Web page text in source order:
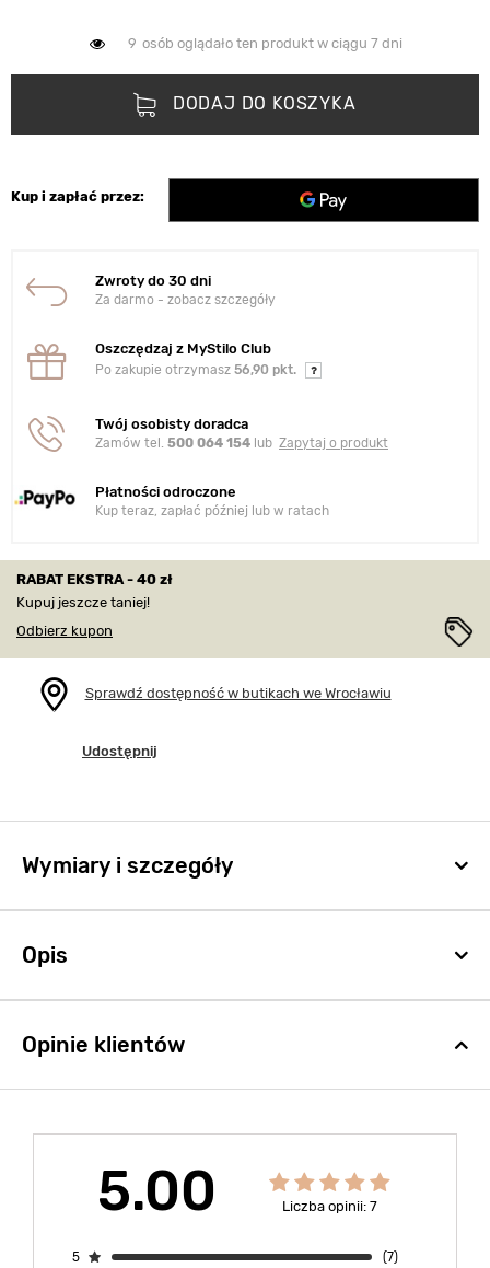
9 osób oglądało ten produkt w ciągu 7 dni
DODAJ DO KOSZYKA
Kup i zapłać przez:
Zwroty do 30 dni
Za darmo - zobacz szczegóły
Oszczędzaj z MyStilo Club
Po zakupie otrzymasz 56,90 pkt.
Twój osobisty doradca
Zamów tel. 500 064 154 lub Zapytaj o produkt
Płatności odroczone
Kup teraz, zapłać później lub w ratach
RABAT EKSTRA - 40 zł
Kupuj jeszcze taniej!
Odbierz kupon
Sprawdź dostępność w butikach we Wrocławiu
Udostępnij
Wymiary i szczegóły
Opis
Opinie klientów
5.00 Liczba opinii: 7
5
(7)